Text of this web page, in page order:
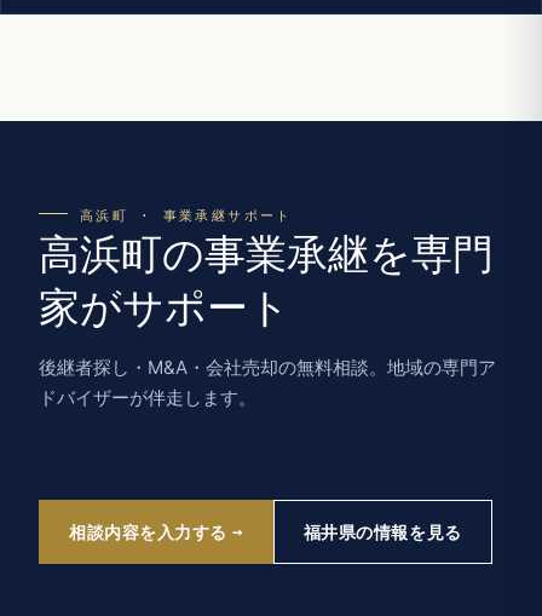
高浜町 · 事業承継サポート
高浜町の事業承継を専門
家がサポート
後継者探し・M&A・会社売却の無料相談。地域の専門ア
ドバイザーが伴走します。
相談内容を入力する 福井県の情報を見る